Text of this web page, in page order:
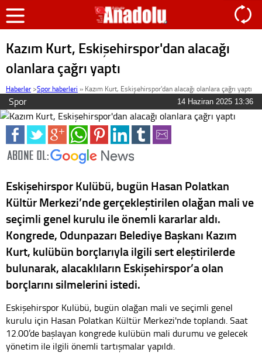
Kazım Kurt, Eskişehirspor'dan alacağı
olanlara çağrı yaptı
Haberler >Spor haberleri » Kazım Kurt, Eskişehirspor'dan alacağı olanlara çağrı yaptı
Spor 14 Haziran 2025 13:36
Eskişehirspor Kulübü, bugün Hasan Polatkan
Kültür Merkezi’nde gerçekleştirilen olağan mali ve
seçimli genel kurulu ile önemli kararlar aldı.
Kongrede, Odunpazarı Belediye Başkanı Kazım
Kurt, kulübün borçlarıyla ilgili sert eleştirilerde
bulunarak, alacaklıların Eskişehirspor’a olan
borçlarını silmelerini istedi.
Eskişehirspor Kulübü, bugün olağan mali ve seçimli genel
kurulu için Hasan Polatkan Kültür Merkezi'nde toplandı. Saat
12.00’de başlayan kongrede kulübün mali durumu ve gelecek
yönetim ile ilgili önemli tartışmalar yapıldı.